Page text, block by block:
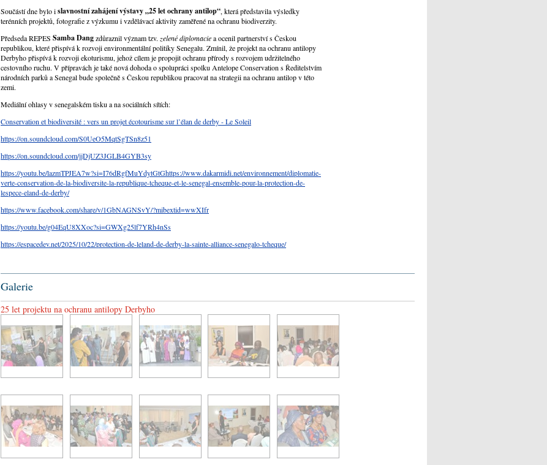
Součástí dne bylo islavnostní zahájení výstavy „25 let ochrany antilop“, která představila výsledky
terénních projektů, fotografie z výzkumu i vzdělávací aktivity zaměřené na ochranu biodiverzity.
Předseda REPES Samba Dangzdůraznil význam tzv. zelenédiplomaciea ocenil partnerství s Českou
republikou, které přispívá k rozvoji environmentální politiky Senegalu. Zmínil, že projekt na ochranu antilopy
Derbyho přispívá k rozvoji ekoturismu, jehož cílem je propojit ochranu přírody s rozvojem udržitelného
cestovního ruchu. V přípravách je také nová dohoda o spolupráci spolku Antelope Conservation s Ředitelstvím
národních parků a Senegal bude společně s Českou republikou pracovat na strategii na ochranu antilop v této
zemi.
Mediální ohlasy v senegalském tisku a na sociálních sítích:
Conservation et biodiversité : vers un projet écotourisme sur l’élan de derby - Le Soleil
https://on.soundcloud.com/S0UeO5MqtSgTSn8z51
https://on.soundcloud.com/jjDjUZ3JGLB4GYB3sy
https://youtu.be/lazmTPJEA7w?si=I76dRgfMuYdytGtGhttps://www.dakarmidi.net/environnement/diplomatie-
verte-conservation-de-la-biodiversite-la-republique-tcheque-et-le-senegal-ensemble-pour-la-protection-de-
lespece-eland-de-derby/
https://www.facebook.com/share/v/1GbNAGNSvY/?mibextid=wwXIfr
https://youtu.be/g04EqU8XXoc?si=GWXg25lf7YRh4nSs
https://espacedev.net/2025/10/22/protection-de-leland-de-derby-la-sainte-alliance-senegalo-tcheque/
Galerie
25 let projektu na ochranu antilopy Derbyho